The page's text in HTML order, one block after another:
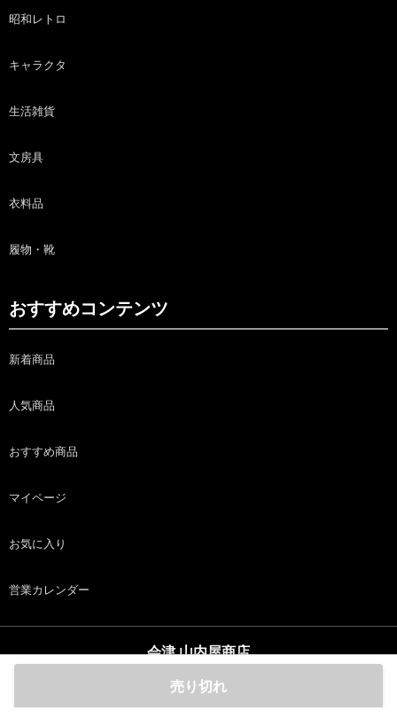
売り切れ
昭和レトロ
キャラクタ
生活雑貨
文房具
衣料品
履物・靴
おすすめコンテンツ
新着商品
人気商品
おすすめ商品
マイページ
お気に入り
営業カレンダー
会津 山内屋商店
copyright (c) 会津 山内屋商店 all rights reserved.